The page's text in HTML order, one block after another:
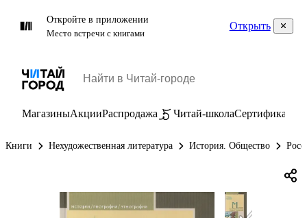
Откройте в приложении
Место встречи с книгами
Открыть
МагазиныАкцииРаспродажа Читай-школаСертификаты
Книги Нехудожественная литература История. Общество